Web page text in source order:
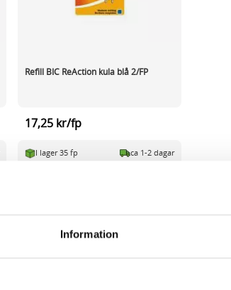
Information
Refill BIC ReAction kula blå 2/FP
17,25 kr/fp
I lager 35 fp ca 1-2 dagar